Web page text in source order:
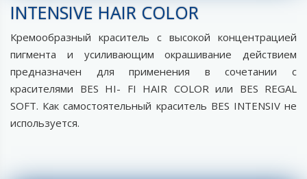
INTENSIVE HAIR COLOR
Кремообразный краситель с высокой концентрацией
пигмента и усиливающим окрашивание действием
предназначен для применения в сочетании с
красителями BES HI- FI HAIR COLOR или BES REGAL
SOFT. Как самостоятельный краситель BES INTENSIV не
используется.